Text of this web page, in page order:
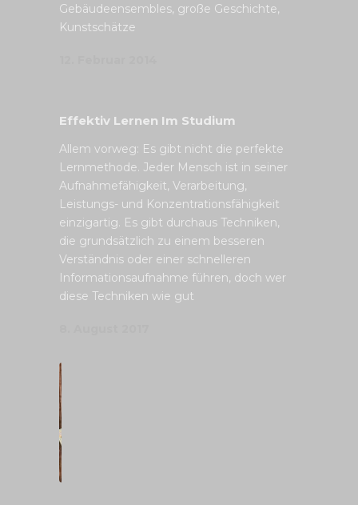
Gebäudeensembles, große Geschichte,
Kunstschätze
Effektiv Lernen Im Studium
Allem vorweg: Es gibt nicht die perfekte
Lernmethode. Jeder Mensch ist in seiner
Aufnahmefähigkeit, Verarbeitung,
Leistungs- und Konzentrationsfähigkeit
einzigartig. Es gibt durchaus Techniken,
die grundsätzlich zu einem besseren
Verständnis oder einer schnelleren
Informationsaufnahme führen, doch wer
diese Techniken wie gut